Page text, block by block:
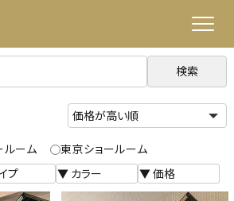
検索
ルーム 東京ショールーム